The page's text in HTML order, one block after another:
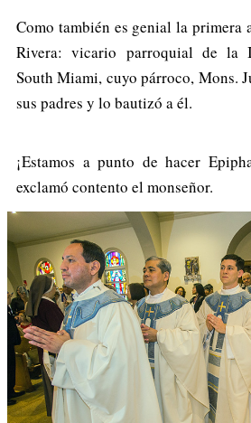
Como también es genial la primera
Rivera: vicario parroquial de la
South Miami, cuyo párroco, Mons.
sus padres y lo bautizó a él.
¡Estamos a punto de hacer
exclamó contento el monseñor.